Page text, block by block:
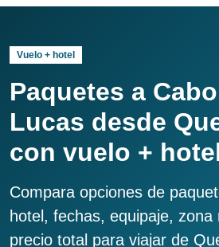
Vuelo + hotel
Paquetes a
Lucas desde
con vuelo +
Compara opciones de
hotel, fechas, equipaje,
precio total para viajar de